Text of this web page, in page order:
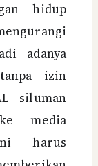
hidup
adanya
izin
siluman
media
harus